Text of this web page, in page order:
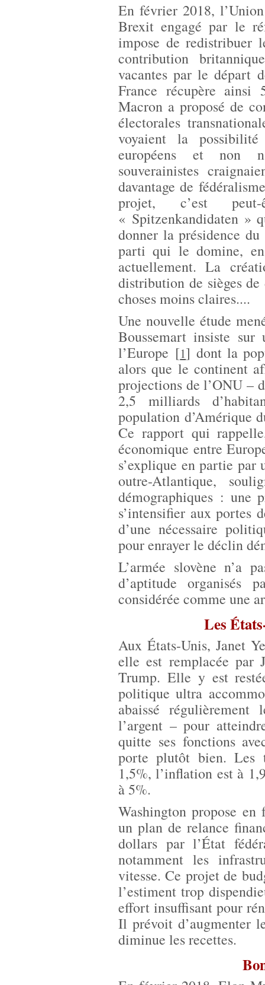
En février 2018,
Brexit engagé par le
impose de redistribuer
contribution
vacantes par le départ
France récupère ainsi
Macron a proposé de
électorales
voyaient la
européens et non
souverainistes
davantage de
projet, c’est
« Spitzenkandidaten »
donner la présidence
parti qui le domine, en
actuellement. La
distribution de sièges
choses moins claires....
Une nouvelle étude
Boussemart insiste
l’Europe [1] dont la
alors que le continent
projections de l’ONU –
2,5 milliards
population d’Amérique
Ce rapport qui
économique entre
s’explique en partie
outre-Atlantique,
démographiques : une
s’intensifier aux portes
d’une nécessaire
pour enrayer le déclin
L’armée slovène n’a
d’aptitude organisés
considérée comme une
Les
Aux États-Unis, Janet
elle est remplacée par
Trump. Elle y est
politique ultra
abaissé
l’argent – pour
quitte ses fonctions
porte plutôt bien. Les
1,5%, l’inflation est à
à 5%.
Washington propose
un plan de relance
dollars par l’État
notamment les
vitesse. Ce projet de
l’estiment trop
effort insuffisant pour
Il prévoit d’augmenter
diminue les recettes.